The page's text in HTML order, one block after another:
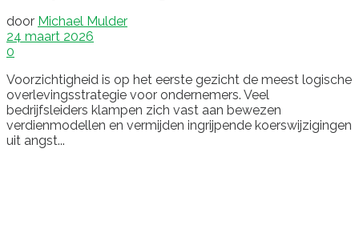
door Michael Mulder
24 maart 2026
0
Voorzichtigheid is op het eerste gezicht de meest logische
overlevingsstrategie voor ondernemers. Veel
bedrijfsleiders klampen zich vast aan bewezen
verdienmodellen en vermijden ingrijpende koerswijzigingen
uit angst...